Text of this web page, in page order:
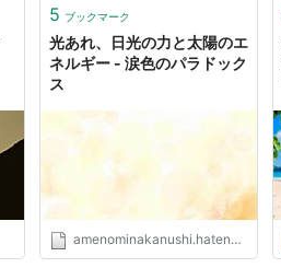
など、見晴らしの良いところだと
さらに◎） 目を閉じて、自分が...
5 ブックマーク
光あれ、日光の力と太陽のエ
ネルギー - 涙色のパラドック
ス
amenominakanushi.hatenadiary.com